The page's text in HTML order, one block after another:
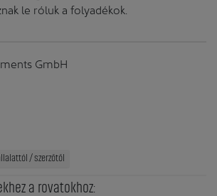
le róluk a folyadékok.
GmbH
/ szerzőtől
a rovatokhoz: